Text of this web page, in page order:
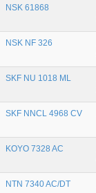
NSK 61868
NSK NF 326
SKF NU 1018 ML
SKF NNCL 4968 CV
KOYO 7328 AC
NTN 7340 AC/DT